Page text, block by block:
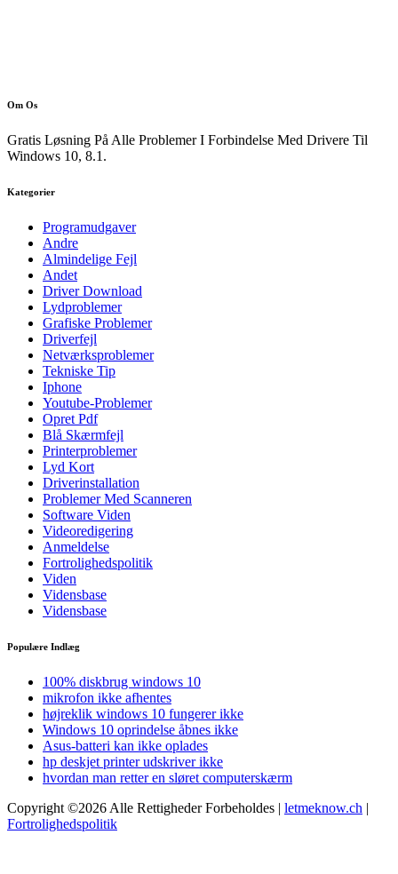
Om Os
Gratis Løsning På Alle Problemer I Forbindelse Med Drivere Til
Windows 10, 8.1.
Kategorier
Programudgaver
Andre
Almindelige Fejl
Andet
Driver Download
Lydproblemer
Grafiske Problemer
Driverfejl
Netværksproblemer
Tekniske Tip
Iphone
Youtube-Problemer
Opret Pdf
Blå Skærmfejl
Printerproblemer
Lyd Kort
Driverinstallation
Problemer Med Scanneren
Software Viden
Videoredigering
Anmeldelse
Fortrolighedspolitik
Viden
Vidensbase
Vidensbase
Populære Indlæg
100% diskbrug windows 10
mikrofon ikke afhentes
højreklik windows 10 fungerer ikke
Windows 10 oprindelse åbnes ikke
Asus-batteri kan ikke oplades
hp deskjet printer udskriver ikke
hvordan man retter en sløret computerskærm
Copyright ©2026 Alle Rettigheder Forbeholdes | letmeknow.ch |
Fortrolighedspolitik